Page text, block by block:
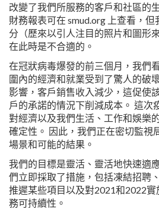
改變了我們所服務的客戶和社區的
財務報表可在 smud.org 上查看，
分（歷來以引人注目的照片和圖形
在此時是不合適的。
在冠狀病毒爆發的前三個月，我們
圍內的經濟和就業受到了驚人的破
影響，客戶銷售收入減少，這促使
戶的承諾的情況下削減成本。 這次
對經濟以及我們生活、工作和娛樂
確定性。 因此，我們正在密切監視
場景和可能的結果。
我們的目標是靈活、靈活地快速適
們立即採取了措施，包括凍結招聘
推遲某些項目以及對2021和2022
務可持續性。